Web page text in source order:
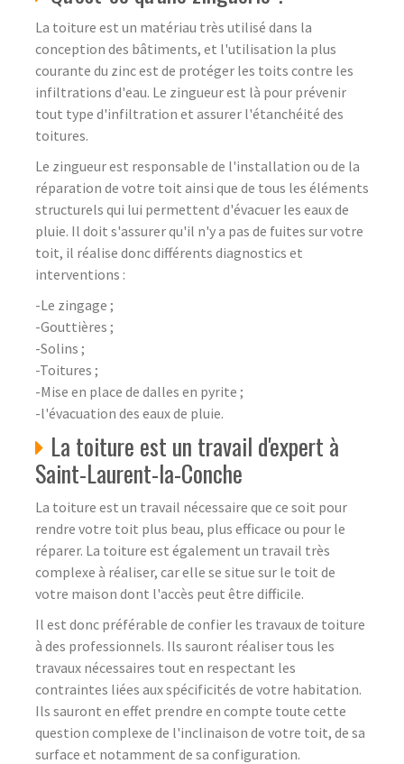
La toiture est un matériau très utilisé dans la
conception des bâtiments, et l'utilisation la plus
courante du zinc est de protéger les toits contre les
infiltrations d'eau. Le zingueur est là pour prévenir
tout type d'infiltration et assurer l'étanchéité des
toitures.
Le zingueur est responsable de l'installation ou de la
réparation de votre toit ainsi que de tous les éléments
structurels qui lui permettent d'évacuer les eaux de
pluie. Il doit s'assurer qu'il n'y a pas de fuites sur votre
toit, il réalise donc différents diagnostics et
interventions :
-Le zingage ;
-Gouttières ;
-Solins ;
-Toitures ;
-Mise en place de dalles en pyrite ;
-l'évacuation des eaux de pluie.
La toiture est un travail d'expert à
Saint-Laurent-la-Conche
La toiture est un travail nécessaire que ce soit pour
rendre votre toit plus beau, plus efficace ou pour le
réparer. La toiture est également un travail très
complexe à réaliser, car elle se situe sur le toit de
votre maison dont l'accès peut être difficile.
Il est donc préférable de confier les travaux de toiture
à des professionnels. Ils sauront réaliser tous les
travaux nécessaires tout en respectant les
contraintes liées aux spécificités de votre habitation.
Ils sauront en effet prendre en compte toute cette
question complexe de l'inclinaison de votre toit, de sa
surface et notamment de sa configuration.